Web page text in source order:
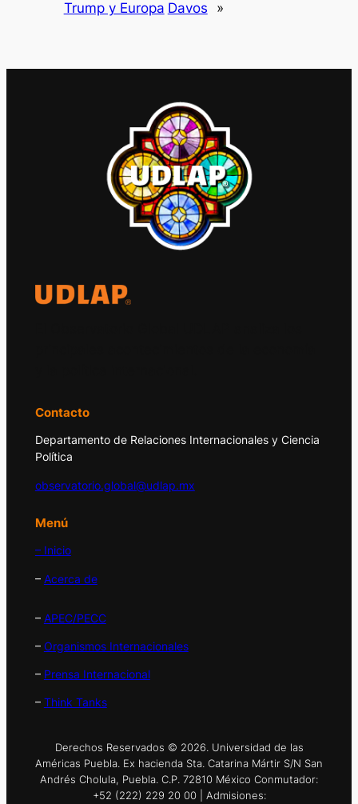
Trump y Europa Davos
»
Contacto
Departamento de Relaciones Internacionales y Ciencia
Política
observatorio.global@udlap.mx
Menú
– Inicio
– Acerca de
– APEC/PECC
– Organismos Internacionales
– Prensa Internacional
– Think Tanks
Derechos Reservados © 2026. Universidad de las
Américas Puebla. Ex hacienda Sta. Catarina Mártir S/N San
Andrés Cholula, Puebla. C.P. 72810 México Conmutador:
+52 (222) 229 20 00 | Admisiones: